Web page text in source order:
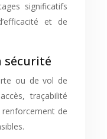
significatifs
et de
sécurité
ou de vol de
traçabilité
de